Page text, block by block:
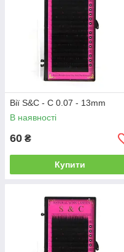
Вії S&C - С 0.07 - 13mm
В наявності
60 ₴
Купити